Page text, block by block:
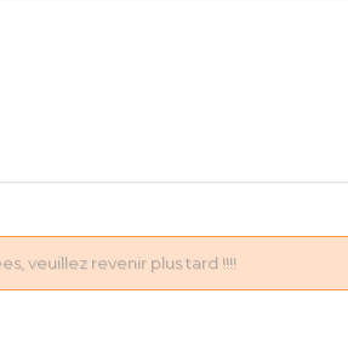
veuillez revenir plus tard !!!!